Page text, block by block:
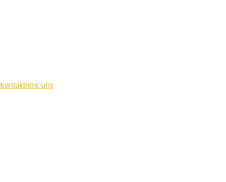
Kontaktiere uns